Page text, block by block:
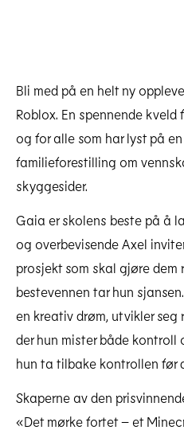
Bli med på en helt ny
Roblox. En spennende kveld
og for alle som har lyst på
familieforestilling om
skyggesider.
Gaia er skolens beste på å
og overbevisende Axel
prosjekt som skal gjøre dem
bestevennen tar hun
en kreativ drøm, utvikler
der hun mister både kontroll
hun ta tilbake kontrollen før
Skaperne av den
«Det mørke fortet – et